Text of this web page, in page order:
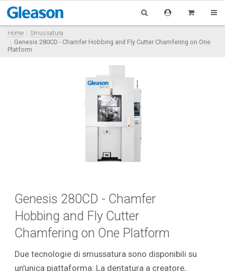
Home
Smussatura
Genesis 280CD - Chamfer Hobbing and Fly Cutter Chamfering on One
Platform
Genesis 280CD - Chamfer
Hobbing and Fly Cutter
Chamfering on One Platform
Due tecnologie di smussatura sono disponibili su
un'unica piattaforma: La dentatura a creatore,